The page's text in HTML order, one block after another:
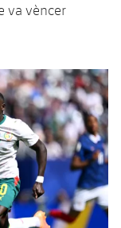
va vèncer